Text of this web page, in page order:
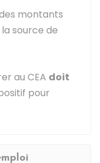
montants
source de
au CEA doit
pour